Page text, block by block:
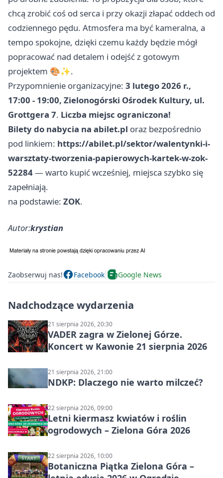
chcą zrobić coś od serca i przy okazji złapać oddech od
codziennego pędu. Atmosfera ma być kameralna, a
tempo spokojne, dzięki czemu każdy będzie mógł
popracować nad detalem i odejść z gotowym
projektem 🎨✨.
Przypomnienie organizacyjne: 3 lutego 2026 r.,
17:00 - 19:00, Zielonogórski Ośrodek Kultury, ul.
Grottgera 7. Liczba miejsc ograniczona!
Bilety do nabycia na abilet.pl oraz bezpośrednio
pod linkiem: https://abilet.pl/sektor/walentynki-i-
warsztaty-tworzenia-papierowych-kartek-w-zok-
52284— warto kupić wcześniej, miejsca szybko się
zapełniają.
na podstawie: ZOK.
Autor:krystian
Zaobserwuj nas! Facebook Google News
Nadchodzące wydarzenia
21 sierpnia 2026, 20:30
VADER zagra w Zielonej Górze.
Koncert w Kawonie 21 sierpnia 2026
21 sierpnia 2026, 21:00
NDKP: Dlaczego nie warto milczeć?
22 sierpnia 2026, 09:00
Letni kiermasz kwiatów i roślin
ogrodowych – Zielona Góra 2026
22 sierpnia 2026, 10:00
Botaniczna Piątka Zielona Góra –